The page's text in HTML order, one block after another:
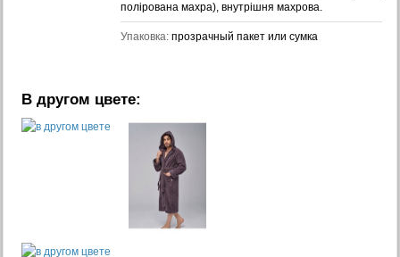
полірована махра), внутрішня махрова.
Упаковка: прозрачный пакет или сумка
В другом цвете: